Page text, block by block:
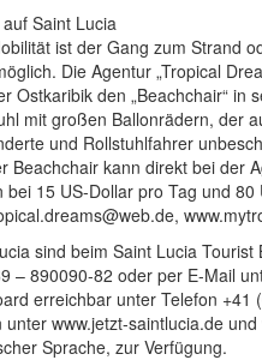
Saint Lucia
ist der Gang zum Strand
Die Agentur „Tropical
Ostkaribik den „Beachchair“ in
mit großen Ballonrädern, der
und Rollstuhlfahrer
Beachchair kann direkt bei der
15 US-Dollar pro Tag und 80
sind beim Saint Lucia
– 890090-82 oder per E-Mail
erreichbar unter Telefon +41
www.jetzt-saintlucia.de
Sprache, zur Verfügung.